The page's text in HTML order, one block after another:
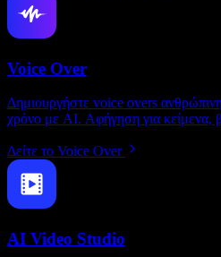
Voice Over
Δημιουργήστε voice overs
χρόνο με AI. Αφήγηση για κείμενα,
Δείτε το Voice Over
AI Video Studio